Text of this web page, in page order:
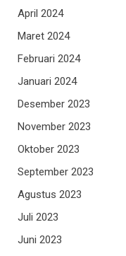
April 2024
Maret 2024
Februari 2024
Januari 2024
Desember 2023
November 2023
Oktober 2023
September 2023
Agustus 2023
Juli 2023
Juni 2023